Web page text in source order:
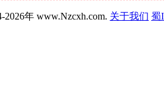
2026年 www.Nzcxh.com. 关于我们 蜀